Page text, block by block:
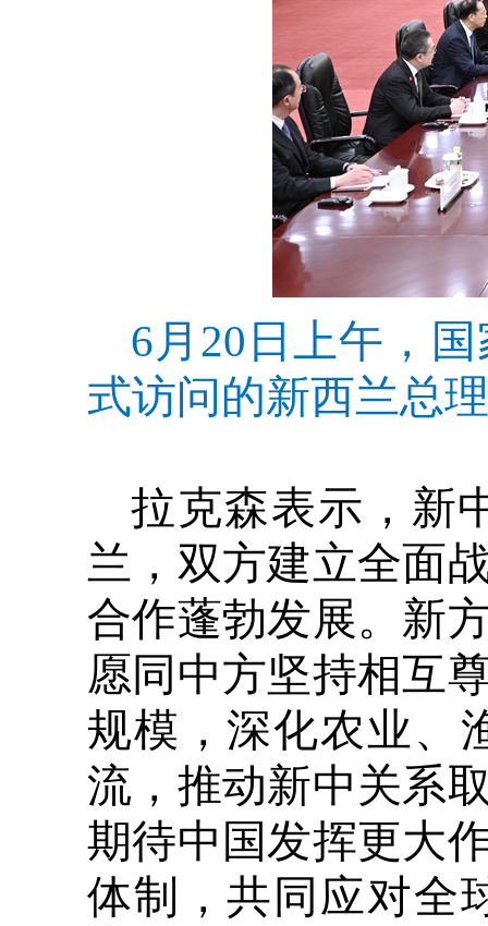
6月20日上午，
式访问的新西兰总
拉克森表示，新
兰，双方建立全面
合作蓬勃发展。新
愿同中方坚持相互
规模，深化农业、
流，推动新中关系
期待中国发挥更大
体制，共同应对全